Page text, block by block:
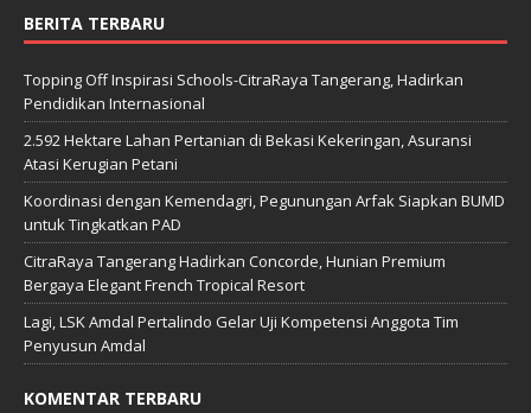
BERITA TERBARU
Topping Off Inspirasi Schools-CitraRaya Tangerang, Hadirkan
Pendidikan Internasional
2.592 Hektare Lahan Pertanian di Bekasi Kekeringan, Asuransi
Atasi Kerugian Petani
Koordinasi dengan Kemendagri, Pegunungan Arfak Siapkan BUMD
untuk Tingkatkan PAD
CitraRaya Tangerang Hadirkan Concorde, Hunian Premium
Bergaya Elegant French Tropical Resort
Lagi, LSK Amdal Pertalindo Gelar Uji Kompetensi Anggota Tim
Penyusun Amdal
KOMENTAR TERBARU